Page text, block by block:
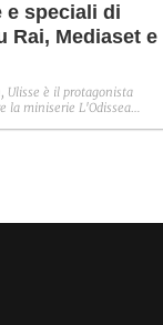
e speciali di
Rai, Mediaset e
Ulisse è il protagonista
la miniserie L'Odissea